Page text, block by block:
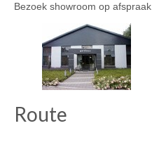
Bezoek showroom op afspraak.
Route